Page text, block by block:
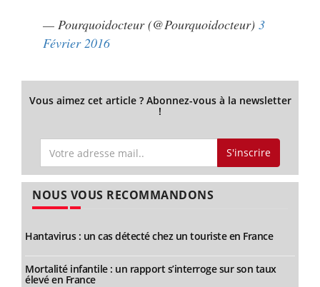
— Pourquoidocteur (@Pourquoidocteur) 3
Février 2016
Vous aimez cet article ? Abonnez-vous à la newsletter
!
S'inscrire
NOUS VOUS RECOMMANDONS
Hantavirus : un cas détecté chez un touriste en France
Mortalité infantile : un rapport s’interroge sur son taux
élevé en France